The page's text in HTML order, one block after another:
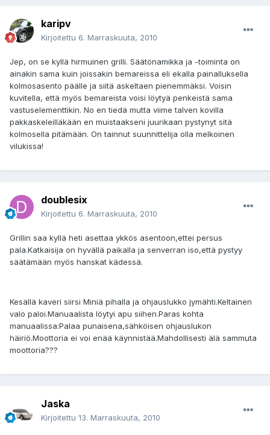
karipv
Kirjoitettu 6. Marraskuuta, 2010
Jep, on se kyllä hirmuinen grilli. Säätönamikka ja -toiminta on
ainakin sama kuin joissakin bemareissa eli ekalla painalluksella
kolmosasento päälle ja siitä askeltaen pienemmäksi. Voisin
kuvitella, että myös bemareista voisi löytyä penkeistä sama
vastuselementtikin. No en tiedä mutta viime talven kovilla
pakkaskeleilläkään en muistaakseni juurikaan pystynyt sitä
kolmosella pitämään. On tainnut suunnittelija olla melkoinen
vilukissa!
doublesix
Kirjoitettu 6. Marraskuuta, 2010
Grillin saa kyllä heti asettaa ykkös asentoon,ettei persus
pala.Katkaisija on hyvällä paikalla ja senverran iso,että pystyy
säätämään myös hanskat kädessä.
Kesällä kaveri siirsi Miniä pihalla ja ohjauslukko jymähti.Keltainen
valo paloi.Manuaalista löytyi apu siihen.Paras kohta
manuaalissa:Palaa punaisena,sähköisen ohjauslukon
häiriö.Moottoria ei voi enää käynnistää.Mahdollisesti älä sammuta
moottoria???
Jaska
Kirjoitettu 13. Marraskuuta, 2010